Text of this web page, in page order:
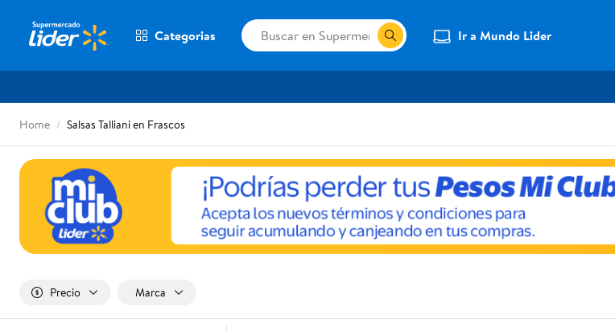
Categorias Ir a Mundo Lider
Home Salsas Talliani en Frascos
Precio Marca